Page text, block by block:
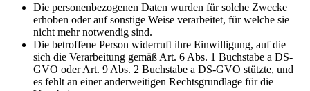
Die personenbezogenen Daten wurden für solche Zwecke
erhoben oder auf sonstige Weise verarbeitet, für welche sie
nicht mehr notwendig sind.
Die betroffene Person widerruft ihre Einwilligung, auf die
sich die Verarbeitung gemäß Art. 6 Abs. 1 Buchstabe a DS-
GVO oder Art. 9 Abs. 2 Buchstabe a DS-GVO stützte, und
es fehlt an einer anderweitigen Rechtsgrundlage für die